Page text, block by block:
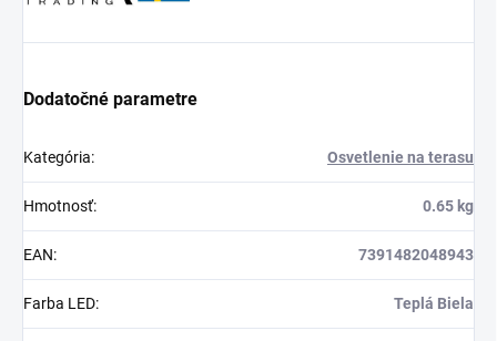
Dodatočné parametre
Kategória: Osvetlenie na terasu
Hmotnosť: 0.65 kg
EAN: 7391482048943
Farba LED: Teplá Biela